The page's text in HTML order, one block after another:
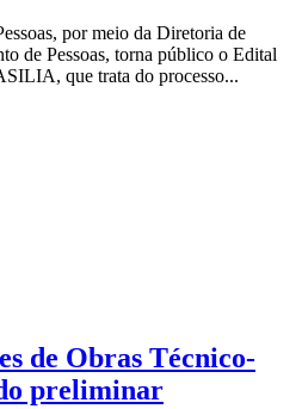
por meio da Diretoria de
de Pessoas, torna público o Edital
que trata do processo...
de Obras Técnico-
preliminar